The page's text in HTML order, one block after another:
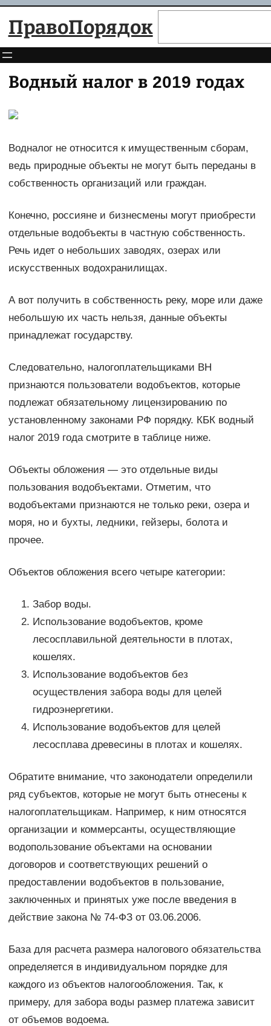
Перейти
ПравоПорядок
Водный налог в 2019 годах
Водналог не относится к имущественным сборам,
ведь природные объекты не могут быть переданы в
собственность организаций или граждан.
Конечно, россияне и бизнесмены могут приобрести
отдельные водобъекты в частную собственность.
Речь идет о небольших заводях, озерах или
искусственных водохранилищах.
А вот получить в собственность реку, море или даже
небольшую их часть нельзя, данные объекты
принадлежат государству.
Следовательно, налогоплательщиками ВН
признаются пользователи водобъектов, которые
подлежат обязательному лицензированию по
установленному законами РФ порядку. КБК водный
налог 2019 года смотрите в таблице ниже.
Объекты обложения — это отдельные виды
пользования водобъектами. Отметим, что
водобъектами признаются не только реки, озера и
моря, но и бухты, ледники, гейзеры, болота и
прочее.
Объектов обложения всего четыре категории:
Забор воды.
Использование водобъектов, кроме
лесосплавильной деятельности в плотах,
кошелях.
Использование водобъектов без
осуществления забора воды для целей
гидроэнергетики.
Использование водобъектов для целей
лесосплава древесины в плотах и кошелях.
Обратите внимание, что законодатели определили
ряд субъектов, которые не могут быть отнесены к
налогоплательщикам. Например, к ним относятся
организации и коммерсанты, осуществляющие
водопользование объектами на основании
договоров и соответствующих решений о
предоставлении водобъектов в пользование,
заключенных и принятых уже после введения в
действие закона № 74-ФЗ от 03.06.2006.
База для расчета размера налогового обязательства
определяется в индивидуальном порядке для
каждого из объектов налогообложения. Так, к
примеру, для забора воды размер платежа зависит
от объемов водоема.